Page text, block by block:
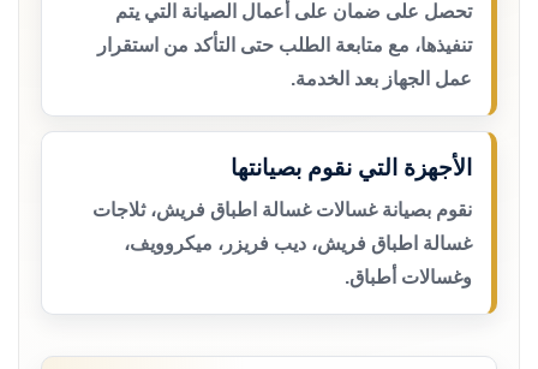
تحصل على ضمان على أعمال الصيانة التي يتم
تنفيذها، مع متابعة الطلب حتى التأكد من استقرار
عمل الجهاز بعد الخدمة.
الأجهزة التي نقوم بصيانتها
نقوم بصيانة غسالات غسالة اطباق فريش، ثلاجات
غسالة اطباق فريش، ديب فريزر، ميكروويف،
وغسالات أطباق.